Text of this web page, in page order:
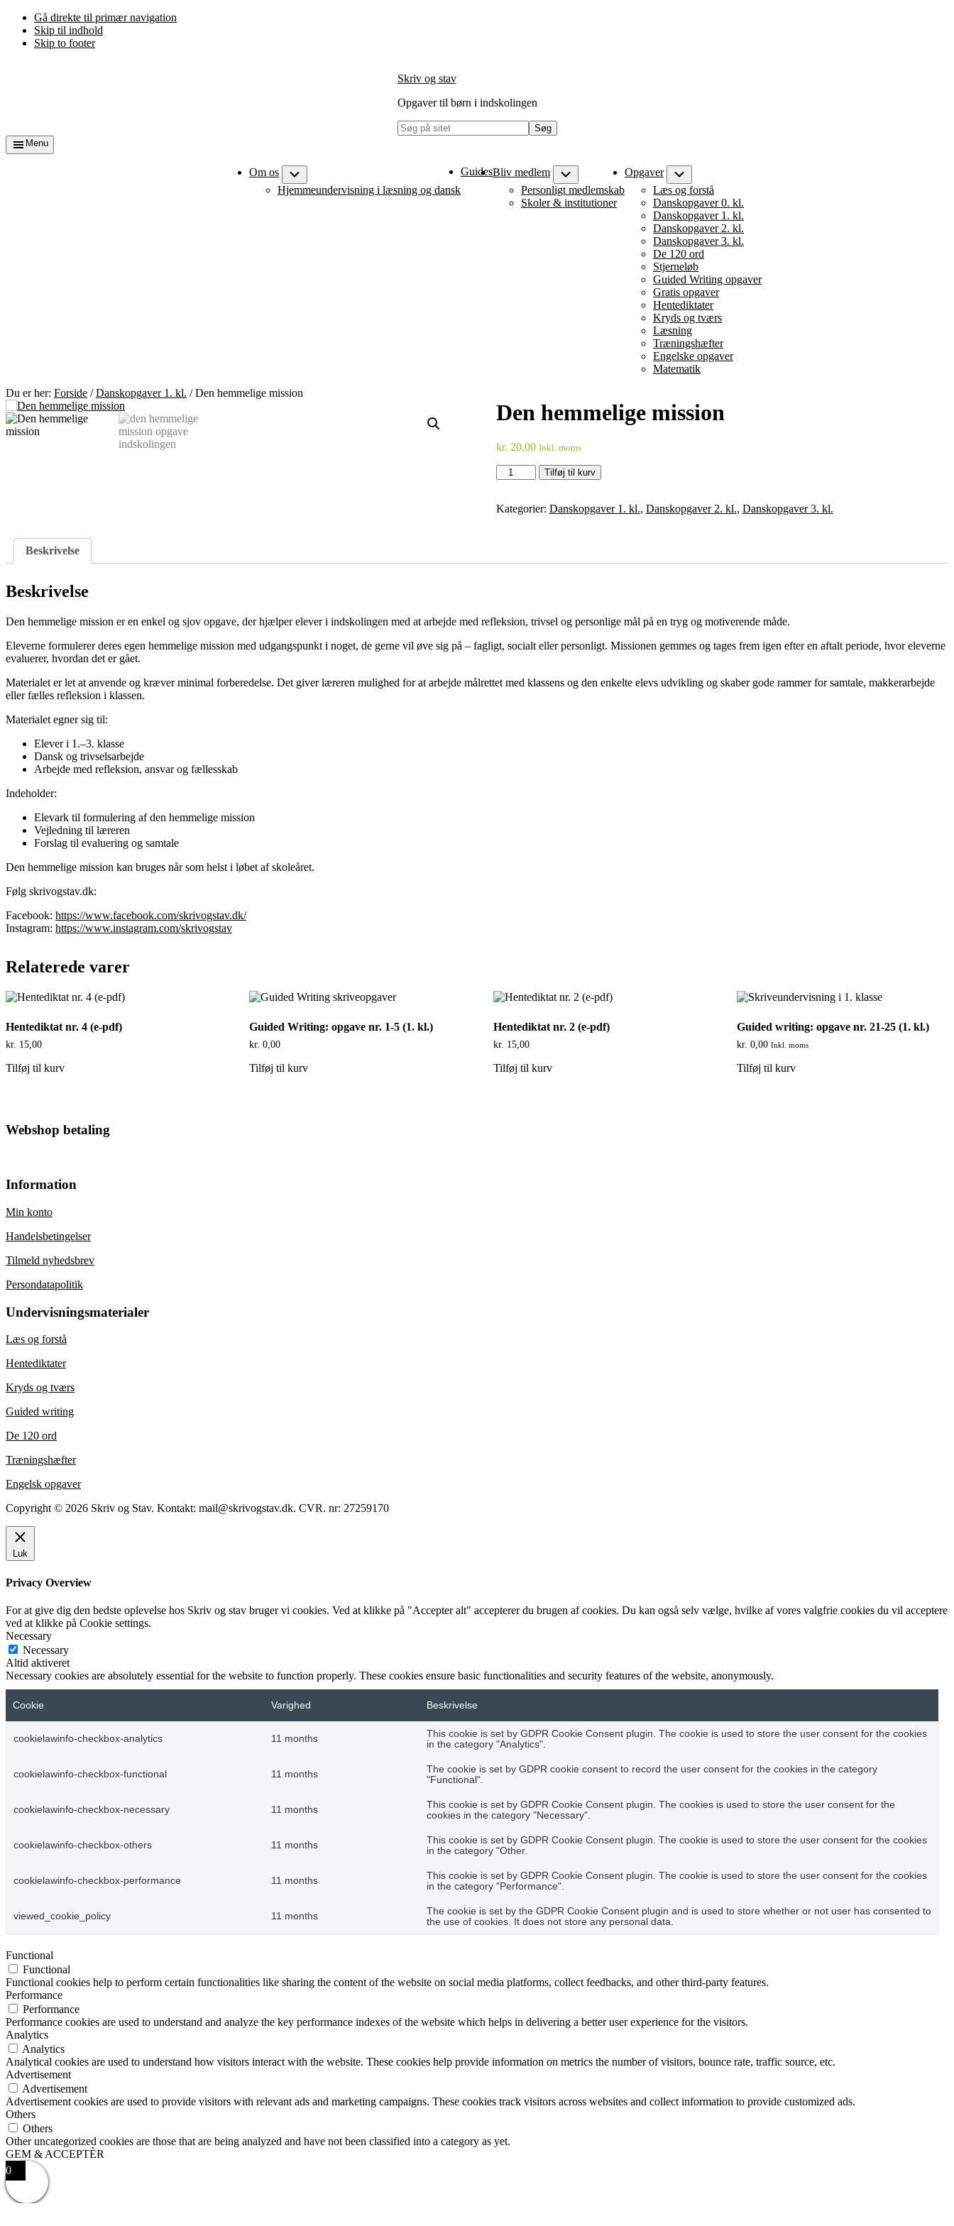
Gå direkte til primær navigation
Skip til indhold
Skip to footer
Skriv og stav
Opgaver til børn i indskolingen
Søg
på
Menu
Om os
Hjemmeundervisning i læsning og dansk
GuidesBliv medlem
Personligt medlemskab
Skoler & institutioner
Opgaver
Læs og forstå
Danskopgaver 0. kl.
Danskopgaver 1. kl.
Danskopgaver 2. kl.
Danskopgaver 3. kl.
De 120 ord
Stjerneløb
Guided Writing opgaver
Gratis opgaver
Hentediktater
Kryds og tværs
Læsning
Træningshæfter
Engelske opgaver
Matematik
Du er her: Forside / Danskopgaver 1. kl. /Den hemmelige mission
Den hemmelige mission
kr. 20,00 Inkl. moms
Den
hemmelige
antal
Tilføj til kurv
Kategorier: Danskopgaver 1. kl., Danskopgaver 2. kl., Danskopgaver 3. kl.
Beskrivelse
Beskrivelse
Den hemmelige mission er en enkel og sjov opgave, der hjælper elever i indskolingen med at arbejde med refleksion, trivsel og personlige mål på en tryg og motiverende måde.
Eleverne formulerer deres egen hemmelige mission med udgangspunkt i noget, de gerne vil øve sig på – fagligt, socialt eller personligt. Missionen gemmes og tages frem igen efter en aftalt periode, hvor eleverne
evaluerer, hvordan det er gået.
Materialet er let at anvende og kræver minimal forberedelse. Det giver læreren mulighed for at arbejde målrettet med klassens og den enkelte elevs udvikling og skaber gode rammer for samtale, makkerarbejde
eller fælles refleksion i klassen.
Materialet egner sig til:
Elever i 1.–3. klasse
Dansk og trivselsarbejde
Arbejde med refleksion, ansvar og fællesskab
Indeholder:
Elevark til formulering af den hemmelige mission
Vejledning til læreren
Forslag til evaluering og samtale
Den hemmelige mission kan bruges når som helst i løbet af skoleåret.
Følg skrivogstav.dk:
Facebook: https://www.facebook.com/skrivogstav.dk/
Instagram: https://www.instagram.com/skrivogstav
Relaterede varer
Hentediktat nr. 4 (e-pdf)
kr. 15,00
Tilføj til kurv
Guided Writing: opgave nr. 1-5 (1. kl.)
kr. 0,00
Tilføj til kurv
Hentediktat nr. 2 (e-pdf)
kr. 15,00
Tilføj til kurv
Guided writing: opgave nr. 21-25 (1. kl.)
kr. 0,00 Inkl. moms
Tilføj til kurv
Footer
Webshop betaling
Information
Min konto
Handelsbetingelser
Tilmeld nyhedsbrev
Persondatapolitik
Undervisningsmaterialer
Læs og forstå
Hentediktater
Kryds og tværs
Guided writing
De 120 ord
Træningshæfter
Engelsk opgaver
Copyright © 2026 Skriv og Stav. Kontakt: mail@skrivogstav.dk. CVR. nr: 27259170
Luk
Privacy Overview
For at give dig den bedste oplevelse hos Skriv og stav bruger vi cookies. Ved at klikke på "Accepter alt" accepterer du brugen af cookies. Du kan også selv vælge, hvilke af vores valgfrie cookies du vil acceptere
ved at klikke på Cookie settings.
Necessary
Necessary
Altid aktiveret
Necessary cookies are absolutely essential for the website to function properly. These cookies ensure basic functionalities and security features of the website, anonymously.
Cookie Varighed Beskrivelse
cookielawinfo-checkbox-analytics 11 months
This cookie is set by GDPR Cookie Consent plugin. The cookie is used to store the user consent for the cookies
in the category "Analytics".
cookielawinfo-checkbox-functional 11 months
The cookie is set by GDPR cookie consent to record the user consent for the cookies in the category
"Functional".
cookielawinfo-checkbox-necessary 11 months
This cookie is set by GDPR Cookie Consent plugin. The cookies is used to store the user consent for the
cookies in the category "Necessary".
cookielawinfo-checkbox-others 11 months
This cookie is set by GDPR Cookie Consent plugin. The cookie is used to store the user consent for the cookies
in the category "Other.
cookielawinfo-checkbox-performance 11 months
This cookie is set by GDPR Cookie Consent plugin. The cookie is used to store the user consent for the cookies
in the category "Performance".
viewed_cookie_policy 11 months
The cookie is set by the GDPR Cookie Consent plugin and is used to store whether or not user has consented to
the use of cookies. It does not store any personal data.
Functional
Functional
Functional cookies help to perform certain functionalities like sharing the content of the website on social media platforms, collect feedbacks, and other third-party features.
Performance
Performance
Performance cookies are used to understand and analyze the key performance indexes of the website which helps in delivering a better user experience for the visitors.
Analytics
Analytics
Analytical cookies are used to understand how visitors interact with the website. These cookies help provide information on metrics the number of visitors, bounce rate, traffic source, etc.
Advertisement
Advertisement
Advertisement cookies are used to provide visitors with relevant ads and marketing campaigns. These cookies track visitors across websites and collect information to provide customized ads.
Others
Others
Other uncategorized cookies are those that are being analyzed and have not been classified into a category as yet.
GEM & ACCEPTÈR
0